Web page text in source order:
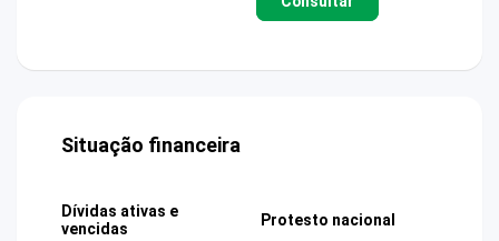
Situação financeira
Dívidas ativas e
vencidas
Protesto nacional